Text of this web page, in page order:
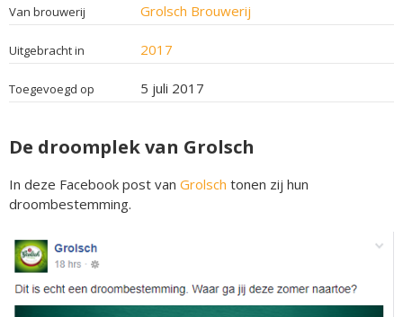
Van brouwerij Grolsch Brouwerij
Uitgebracht in 2017
Toegevoegd op 5 juli 2017
De droomplek van Grolsch
In deze Facebook post van Grolsch tonen zij hun
droombestemming.